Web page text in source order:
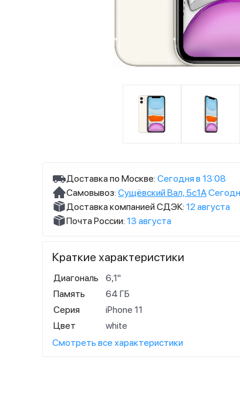
Доставка по Москве: Сегодня в 13:08
Самовывоз: Сущёвский Вал, 5с1А
Доставка компанией СДЭК: 12 августа
Почта России: 13 августа
Краткие характеристики
Диагональ
6,1"
Память
64 ГБ
Серия
iPhone 11
Цвет
white
Смотреть все характеристики